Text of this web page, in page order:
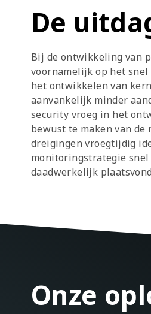
De
Bij de ontwikkeling van
voornamelijk op het
het ontwikkelen van
aanvankelijk minder
security vroeg in het
bewust te maken van
dreigingen vroegtijdig
monitoringstrategie
daadwerkelijk
Onze